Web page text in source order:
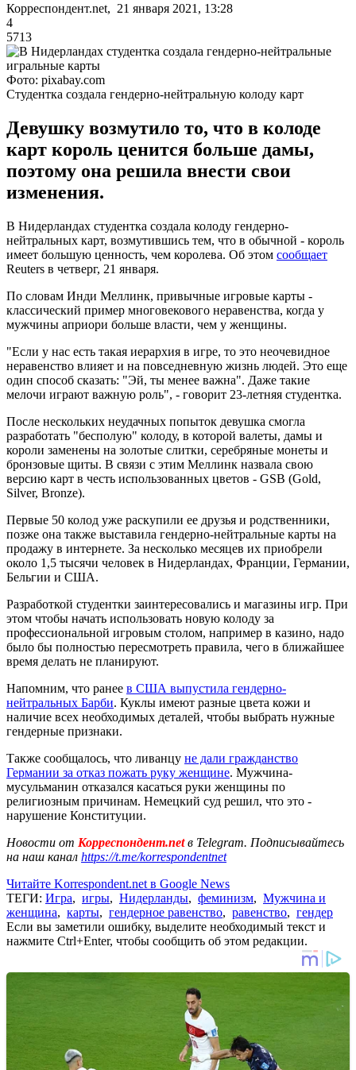
Корреспондент.net, 21 января 2021, 13:28
4
5713
Фото: pixabay.com
Студентка создала гендерно-нейтральную колоду карт
Девушку возмутило то, что в колоде
карт король ценится больше дамы,
поэтому она решила внести свои
изменения.
В Нидерландах студентка создала колоду гендерно-
нейтральных карт, возмутившись тем, что в обычной - король
имеет большую ценность, чем королева. Об этом сообщает
Reuters в четверг, 21 января.
По словам Инди Меллинк, привычные игровые карты -
классический пример многовекового неравенства, когда у
мужчины априори больше власти, чем у женщины.
"Если у нас есть такая иерархия в игре, то это неочевидное
неравенство влияет и на повседневную жизнь людей. Это еще
один способ сказать: "Эй, ты менее важна". Даже такие
мелочи играют важную роль", - говорит 23-летняя студентка.
После нескольких неудачных попыток девушка смогла
разработать "бесполую" колоду, в которой валеты, дамы и
короли заменены на золотые слитки, серебряные монеты и
бронзовые щиты. В связи с этим Меллинк назвала свою
версию карт в честь использованных цветов - GSB (Gold,
Silver, Bronze).
Первые 50 колод уже раскупили ее друзья и родственники,
позже она также выставила гендерно-нейтральные карты на
продажу в интернете. За несколько месяцев их приобрели
около 1,5 тысячи человек в Нидерландах, Франции, Германии,
Бельгии и США.
Разработкой студентки заинтересовались и магазины игр. При
этом чтобы начать использовать новую колоду за
профессиональной игровым столом, например в казино, надо
было бы полностью пересмотреть правила, чего в ближайшее
время делать не планируют.
Напомним, что ранее в США выпустила гендерно-
нейтральных Барби. Куклы имеют разные цвета кожи и
наличие всех необходимых деталей, чтобы выбрать нужные
гендерные признаки.
Также сообщалось, что ливанцу не дали гражданство
Германии за отказ пожать руку женщине. Мужчина-
мусульманин отказался касаться руки женщины по
религиозным причинам. Немецкий суд решил, что это -
нарушение Конституции.
Новости от Корреспондент.netв Telegram. Подписывайтесь
на наш канал https://t.me/korrespondentnet
Читайте Korrespondent.net в Google News
ТЕГИ: Игра, игры, Нидерланды, феминизм, Мужчина и
женщина, карты, гендерное равенство, равенство, гендер
Если вы заметили ошибку, выделите необходимый текст и
нажмите Ctrl+Enter, чтобы сообщить об этом редакции.